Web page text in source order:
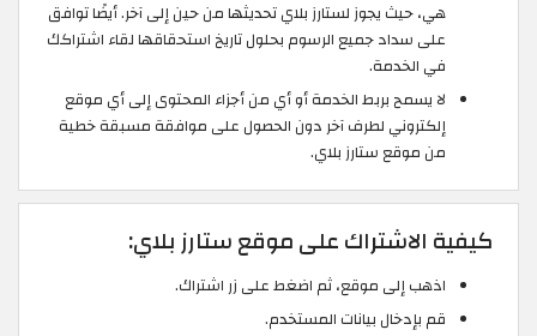
هي، حيث يجوز لستارز بلاي تحديثها من حين إلى آخر. أيضًا توافق
على سداد جميع الرسوم بحلول تاريخ استحقاقها لقاء اشتراكك
في الخدمة.
لا يسمح بربط الخدمة أو أي من أجزاء المحتوى إلى أي موقع
إلكتروني لطرف آخر دون الحصول على موافقة مسبقة خطية
من موقع ستارز بلاي.
كيفية الاشتراك على موقع ستارز بلاي:
اذهب إلى موقع، ثم اضغط على زر اشتراك.
قم بإدخال بيانات المستخدم.